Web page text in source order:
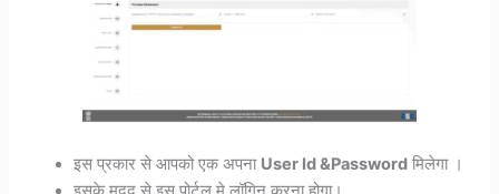
इस प्रकार से आपको एक अपना User Id &Password मिलेगा ।